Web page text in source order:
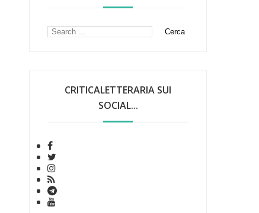
CRITICALETTERARIA SUI
SOCIAL...